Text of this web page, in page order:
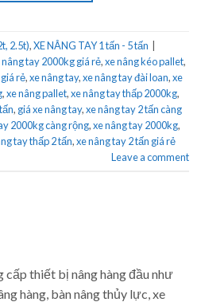
2.5t),XE NÂNG TAY 1 tấn - 5 tấn |
nâng tay 2000kg giá rẻ,xe nâng kéo pallet,
rẻ,xe nâng tay,xe nâng tay đài loan,xe
,xe nâng pallet,xe nâng tay thấp 2000kg,
, giá xe nâng tay,xe nâng tay 2 tấn càng
2000kg càng rộng,xe nâng tay 2000kg,
tay thấp 2 tấn,xe nâng tay 2 tấn giá rẻ
Leave a comment
cấp thiết bị nâng hàng đầu như
hàng, bàn nâng thủy lực, xe